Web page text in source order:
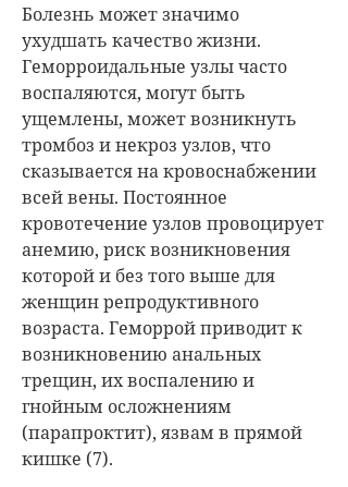
Болезнь может значимо
ухудшать качество жизни.
Геморроидальные узлы часто
воспаляются, могут быть
ущемлены, может возникнуть
тромбоз и некроз узлов, что
сказывается на кровоснабжении
всей вены. Постоянное
кровотечение узлов провоцирует
анемию, риск возникновения
которой и без того выше для
женщин репродуктивного
возраста. Геморрой приводит к
возникновению анальных
трещин, их воспалению и
гнойным осложнениям
(парапроктит), язвам в прямой
кишке (7).